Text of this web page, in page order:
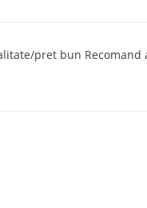
pret bun Recomand